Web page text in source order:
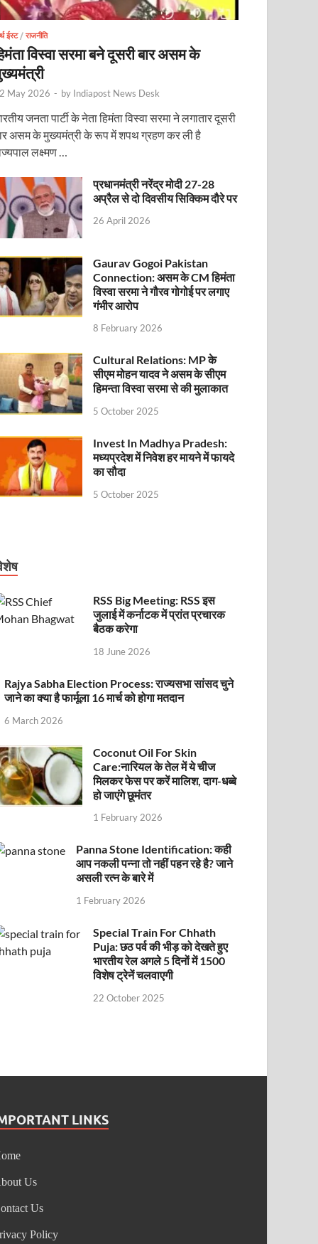
ईस्ट/राजनीति
विस्वा सरमा बने दूसरी बार असम के
May 2026 - by Indiapost News Desk
जनता पार्टी के नेता हिमंता विस्वा सरमा ने लगातार दूसरी
असम के मुख्यमंत्री के रूप में शपथ ग्रहण कर ली है
लक्ष्मण …
प्रधानमंत्री नरेंद्र मोदी 27-28
अप्रैल से दो दिवसीय सिक्किम दौरे पर
26 April 2026
Gaurav Gogoi Pakistan
Connection: असम के CM हिमंता
विस्वा सरमा ने गौरव गोगोई पर लगाए
गंभीर आरोप
8 February 2026
Cultural Relations: MP के
सीएम मोहन यादव ने असम के सीएम
हिमन्ता विस्वा सरमा से की मुलाकात
5 October 2025
Invest In Madhya Pradesh:
मध्यप्रदेश में निवेश हर मायने में फायदे
का सौदा
5 October 2025
RSS Big Meeting: RSS इस
जुलाई में कर्नाटक में प्रांत प्रचारक
बैठक करेगा
18 June 2026
Rajya Sabha Election Process: राज्यसभा सांसद चुने
जाने का क्या है फार्मूला 16 मार्च को होगा मतदान
6 March 2026
Coconut Oil For Skin
Care:नारियल के तेल में ये चीज
मिलकर फेस पर करें मालिश, दाग-धब्बे
हो जाएंगे छूमंतर
1 February 2026
Panna Stone Identification: कही
आप नकली पन्ना तो नहीं पहन रहे है? जाने
असली रत्न के बारे में
1 February 2026
Special Train For Chhath
Puja: छठ पर्व की भीड़ को देखते हुए
भारतीय रेल अगले 5 दिनों में 1500
विशेष ट्रेनें चलवाएगी
22 October 2025
LINKS
Us
Us
Policy